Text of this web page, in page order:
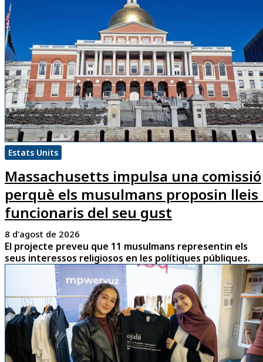
Estats Units
Massachusetts impulsa una comissió
perquè els musulmans proposin lleis
funcionaris del seu gust
8 d'agost de 2026
El projecte preveu que 11 musulmans representin els
seus interessos religiosos en les polítiques públiques.